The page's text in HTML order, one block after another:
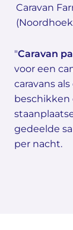
Caravan
"Caravan
voor een
caravans
beschikken
gedeelde
per nacht.